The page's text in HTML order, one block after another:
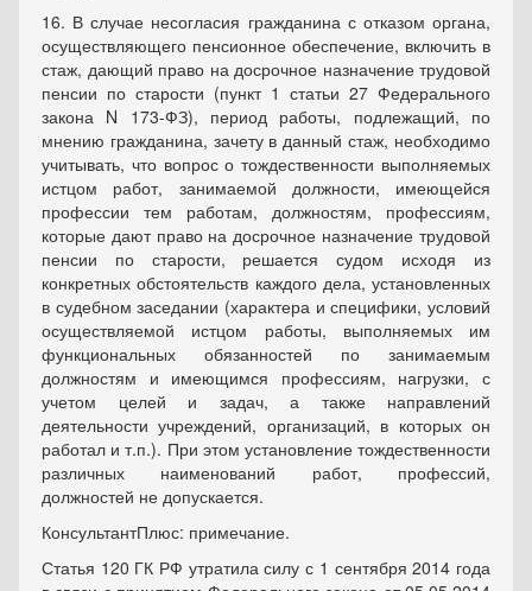
16. В случае несогласия гражданина с отказом органа,
осуществляющего пенсионное обеспечение, включить в
стаж, дающий право на досрочное назначение трудовой
пенсии по старости (пункт 1 статьи 27 Федерального
закона N 173-ФЗ), период работы, подлежащий, по
мнению гражданина, зачету в данный стаж, необходимо
учитывать, что вопрос о тождественности выполняемых
истцом работ, занимаемой должности, имеющейся
профессии тем работам, должностям, профессиям,
которые дают право на досрочное назначение трудовой
пенсии по старости, решается судом исходя из
конкретных обстоятельств каждого дела, установленных
в судебном заседании (характера и специфики, условий
осуществляемой истцом работы, выполняемых им
функциональных обязанностей по занимаемым
должностям и имеющимся профессиям, нагрузки, с
учетом целей и задач, а также направлений
деятельности учреждений, организаций, в которых он
работал и т.п.). При этом установление тождественности
различных наименований работ, профессий,
должностей не допускается.
КонсультантПлюс: примечание.
Статья 120 ГК РФ утратила силу с 1 сентября 2014 года